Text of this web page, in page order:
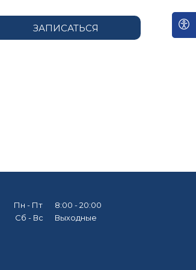
ЗАПИСАТЬСЯ
Выходные
Сб - Вс
8:00 - 20:00
Пн - Пт